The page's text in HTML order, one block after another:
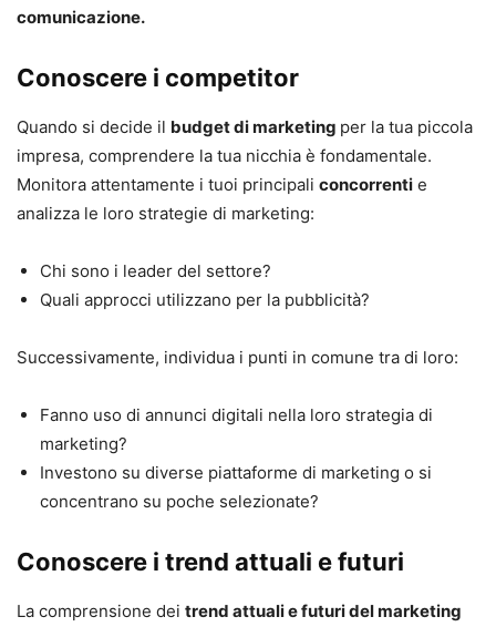
comunicazione.
Conoscere i competitor
Quando si decide il budget di marketing per la tua piccola
impresa, comprendere la tua nicchia è fondamentale.
Monitora attentamente i tuoi principali concorrenti e
analizza le loro strategie di marketing:
Chi sono i leader del settore?
Quali approcci utilizzano per la pubblicità?
Successivamente, individua i punti in comune tra di loro:
Fanno uso di annunci digitali nella loro strategia di
marketing?
Investono su diverse piattaforme di marketing o si
concentrano su poche selezionate?
Conoscere i trend attuali e futuri
La comprensione dei trend attuali e futuri del marketing